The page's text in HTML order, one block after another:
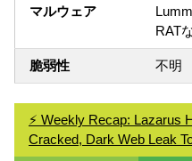
マルウェア
RAT
脆弱性 不明
⚡ Weekly Recap: Lazarus
Cracked, Dark Web Leak